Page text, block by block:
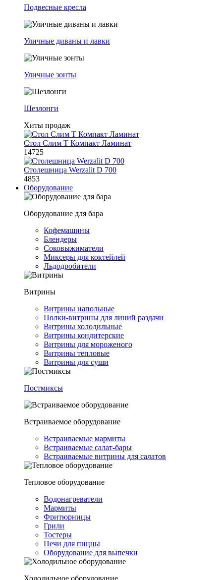
Подвесные кресла
Уличные диваны и лавки
Уличные зонты
Шезлонги
Хиты продаж
Стол Слим Т Компакт Ламинат
14725
Столешница Werzalit D 700
4853
Оборудование
Оборудование для бара
Кофемашины
Блендеры
Соковыжиматели
Миксеры для коктейлей
Льдодробители
Витрины
Витрины напольные
Полки-витрины для линий раздачи
Витрины холодильные
Витрины кондитерские
Витрины для мороженого
Витрины тепловые
Витрины для суши
Постмиксы
Встраиваемое оборудование
Встраиваемые мармиты
Встраиваемые салат-бары
Встраиваемые витрины для салатов
Тепловое оборудование
Водонагреватели
Мармиты
Фритюрницы
Грили
Тостеры
Печи для пиццы
Оборудование для выпечки
Холодильное оборудование